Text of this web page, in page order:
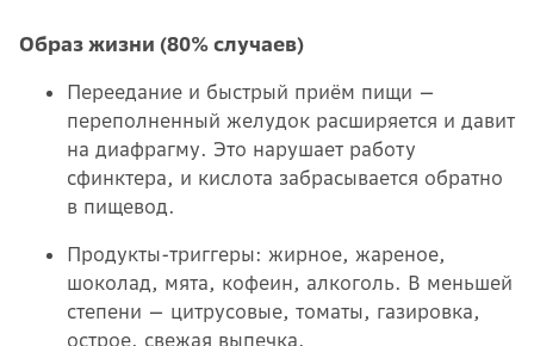
Образ жизни (80% случаев)
Переедание и быстрый приём пищи —
переполненный желудок расширяется и давит
на диафрагму. Это нарушает работу
сфинктера, и кислота забрасывается обратно
в пищевод.
Продукты-триггеры: жирное, жареное,
шоколад, мята, кофеин, алкоголь. В меньшей
степени — цитрусовые, томаты, газировка,
острое, свежая выпечка.